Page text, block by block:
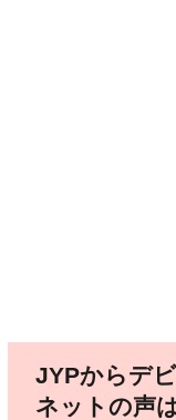
JYPからデ
ネットの声